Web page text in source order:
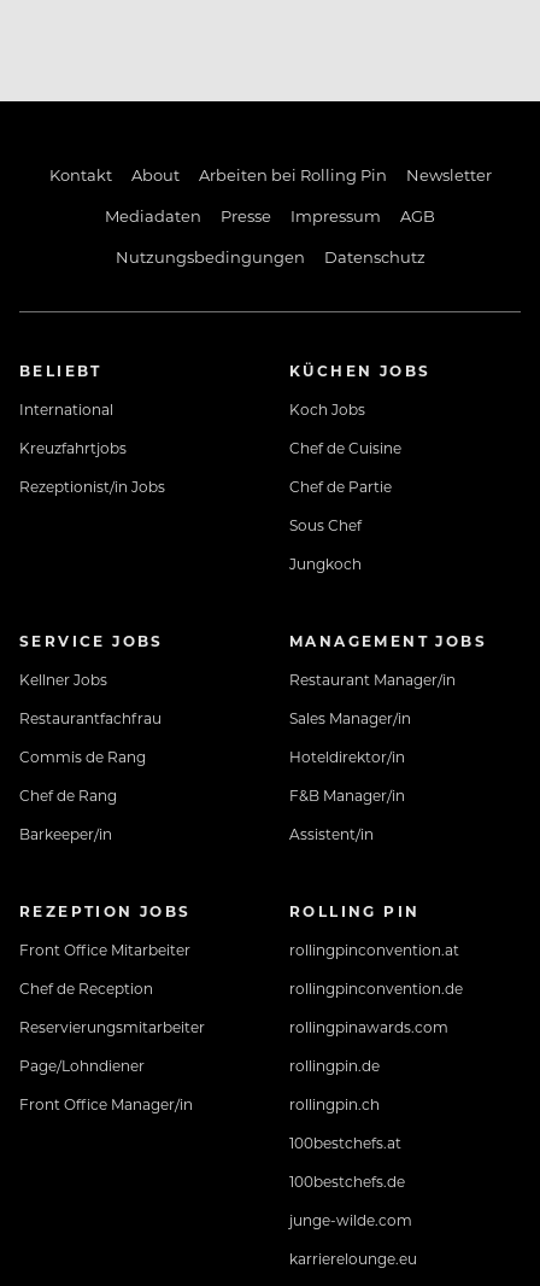
Kontakt About Arbeiten bei Rolling Pin
Newsletter
Mediadaten
Presse Impressum
AGB
Nutzungsbedingungen
Datenschutz
BELIEBT
International
Kreuzfahrtjobs
Rezeptionist/in Jobs
KÜCHEN JOBS
Koch Jobs
Chef de Cuisine
Chef de Partie
Sous Chef
Jungkoch
SERVICE JOBS
Kellner Jobs
Restaurantfachfrau
Commis de Rang
Chef de Rang
Barkeeper/in
MANAGEMENT JOBS
Restaurant Manager/in
Sales Manager/in
Hoteldirektor/in
F&B Manager/in
Assistent/in
REZEPTION JOBS
Front Office Mitarbeiter
Chef de Reception
Reservierungsmitarbeiter
Page/Lohndiener
Front Office Manager/in
ROLLING PIN
rollingpinconvention.at
rollingpinconvention.de
rollingpinawards.com
rollingpin.de
rollingpin.ch
100bestchefs.at
100bestchefs.de
junge-wilde.com
karrierelounge.eu